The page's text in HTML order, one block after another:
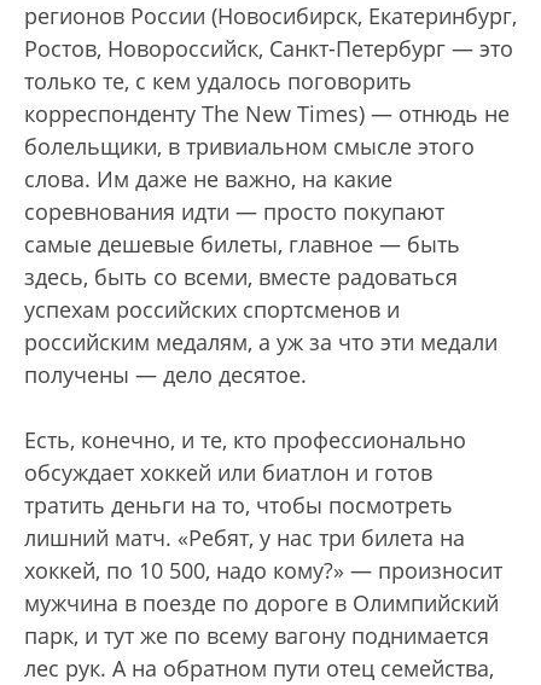
регионов России (Новосибирск, Екатеринбург,
Ростов, Новороссийск, Санкт-Петербург — это
только те, с кем удалось поговорить
корреспонденту The New Times) — отнюдь не
болельщики, в тривиальном смысле этого
слова. Им даже не важно, на какие
соревнования идти — просто покупают
самые дешевые билеты, главное — быть
здесь, быть со всеми, вместе радоваться
успехам российских спортсменов и
российским медалям, а уж за что эти медали
получены — дело десятое.
Есть, конечно, и те, кто профессионально
обсуждает хоккей или биатлон и готов
тратить деньги на то, чтобы посмотреть
лишний матч. «Ребят, у нас три билета на
хоккей, по 10 500, надо кому?» — произносит
мужчина в поезде по дороге в Олимпийский
парк, и тут же по всему вагону поднимается
лес рук. А на обратном пути отец семейства,